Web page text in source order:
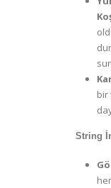
bir
String